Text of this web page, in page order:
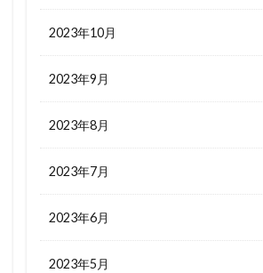
2023年10月
2023年9月
2023年8月
2023年7月
2023年6月
2023年5月